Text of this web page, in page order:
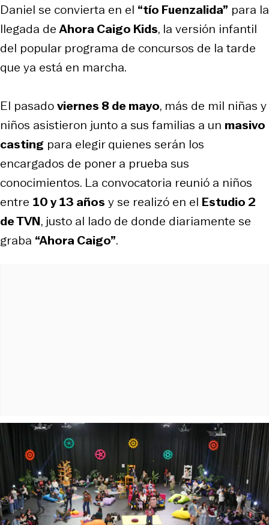
Daniel se convierta en el “tío Fuenzalida” para la
llegada deAhora Caigo Kids, la versión infantil
del popular programa de concursos de la tarde
que ya está en marcha.
El pasadoviernes 8 de mayo, más de mil niñas y
niños asistieron junto a sus familias a un masivo
casting para elegir quienes serán los
encargados de poner a prueba sus
conocimientos. La convocatoria reunió a niños
entre 10 y 13 años y se realizó en el Estudio 2
de TVN, justo al lado de donde diariamente se
graba “Ahora Caigo”.